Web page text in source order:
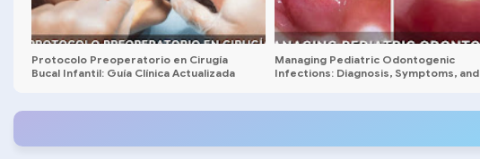
Protocolo Preoperatorio en Cirugía
Bucal Infantil: Guía Clínica Actualizada
Managing Pediatric Odontogenic
Infections: Diagnosis, Symptoms, and